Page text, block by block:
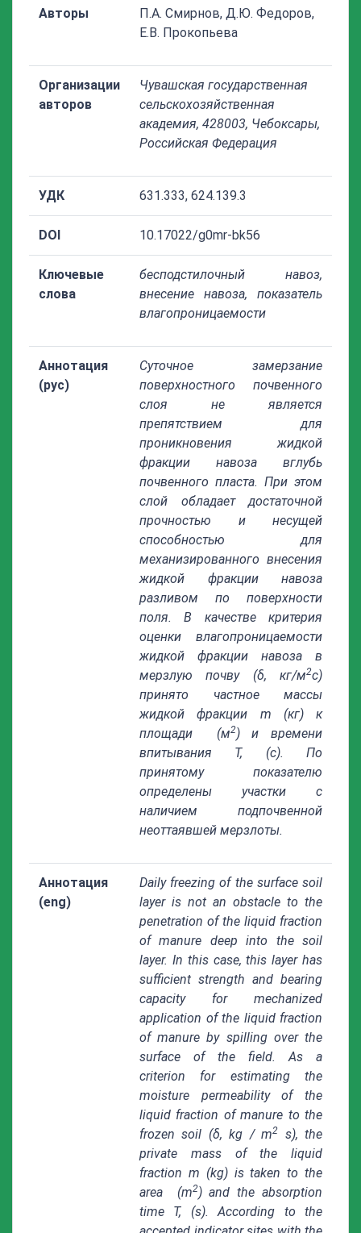
Авторы
П.А. Смирнов, Д.Ю. Федоров,
Е.В. Прокопьева
Организации
авторов
Чувашская государственная
сельскохозяйственная
академия, 428003, Чебоксары,
Российская Федерация
УДК 631.333, 624.139.3
DOI 10.17022/g0mr-bk56
Ключевые
слова
бесподстилочный навоз,
внесение навоза, показатель
влагопроницаемости
Аннотация
(рус)
Суточное замерзание
поверхностного почвенного
слоя не является
препятствием для
проникновения жидкой
фракции навоза вглубь
почвенного пласта. При этом
слой обладает достаточной
прочностью и несущей
способностью для
механизированного внесения
жидкой фракции навоза
разливом по поверхности
поля. В качестве критерия
оценки влагопроницаемости
жидкой фракции навоза в
мерзлую почву (δ, кг/м2с)
принято частное массы
жидкой фракции m (кг) к
площади
(м2) и времени
впитывания T, (с). По
принятому показателю
определены участки с
наличием подпочвенной
неоттаявшей мерзлоты.
Аннотация
(eng)
Daily freezing of the surface soil
layer is not an obstacle to the
penetration of the liquid fraction
of manure deep into the soil
layer. In this case, this layer has
sufficient strength and bearing
capacity for mechanized
application of the liquid fraction
of manure by spilling over the
surface of the field. As a
criterion for estimating the
moisture permeability of the
liquid fraction of manure to the
frozen soil (δ, kg / m2
s), the
private mass of the liquid
fraction m (kg) is taken to the
area
(m2) and the absorption
time T, (s). According to the